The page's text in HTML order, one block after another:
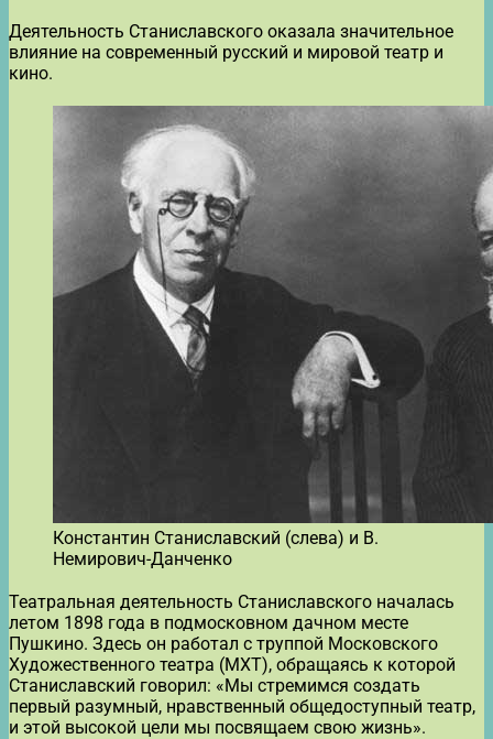
Деятельность Станиславского оказала значительное
влияние на современный русский и мировой театр и
кино.
Константин Станиславский (слева) и В.
Немирович-Данченко
Театральная деятельность Станиславского началась
летом 1898 года в подмосковном дачном месте
Пушкино. Здесь он работал с труппой Московского
Художественного театра (МХТ), обращаясь к которой
Станиславский говорил: «Мы стремимся создать
первый разумный, нравственный общедоступный театр,
и этой высокой цели мы посвящаем свою жизнь».